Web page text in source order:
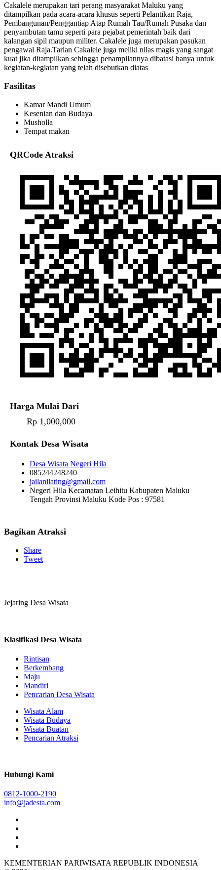
Cakalele merupakan tari perang masyarakat Maluku yang
ditampilkan pada acara-acara khusus seperti Pelantikan Raja,
Pembangunan/Penggantiap Atap Rumah Tau/Rumah Pusaka dan
penyambutan tamu seperti para pejabat pemerintah baik dari
kalangan sipil maupun militer. Cakalele juga merupakan pasukan
pengawal Raja.Tarian Cakalele juga meliki nilas magis yang sangat
kuat jika ditampilkan sehingga penampilannya dibatasi hanya untuk
kegiatan-kegiatan yang telah disebutkan diatas
Fasilitas
Kamar Mandi Umum
Kesenian dan Budaya
Musholla
Tempat makan
QRCode Atraksi
Harga Mulai Dari
Rp 1,000,000
Kontak Desa Wisata
Desa Wisata Negeri Hila
085244248240
jailanilating@gmail.com
Negeri Hila Kecamatan Leihitu Kabupaten Maluku
Tengah Provinsi Maluku Kode Pos : 97581
Bagikan Atraksi
Share
Tweet
Jejaring Desa Wisata
Klasifikasi Desa Wisata
Rintisan
Berkembang
Maju
Mandiri
Pencarian Desa Wisata
Wisata Alam
Wisata Budaya
Wisata Buatan
Pencarian Atraksi
Hubungi Kami
0812-1000-2190
info@jadesta.com
KEMENTERIAN PARIWISATA REPUBLIK INDONESIA